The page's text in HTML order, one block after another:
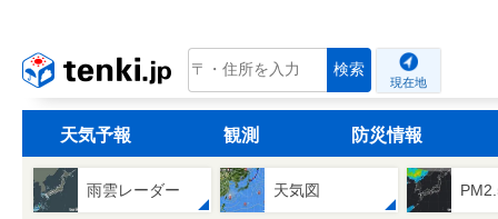
tenki.jp 検索
現在地
天気予報 観測 防災情報
雨雲レーダー 天気図